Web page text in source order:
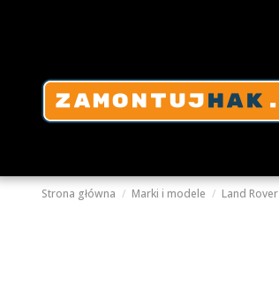
Strona główna Marki i modele Land Rover